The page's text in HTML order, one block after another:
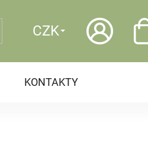
CZK
KONTAKTY